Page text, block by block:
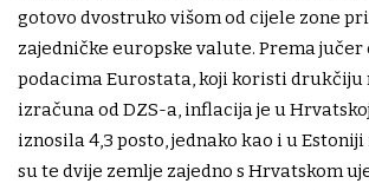
gotovo dvostruko višom od cijele zone
zajedničke europske valute. Prema
podacima Eurostata, koji koristi drukčiju
izračuna od DZS-a, inflacija je u
iznosila 4,3 posto, jednako kao i u
su te dvije zemlje zajedno s Hrvatskom